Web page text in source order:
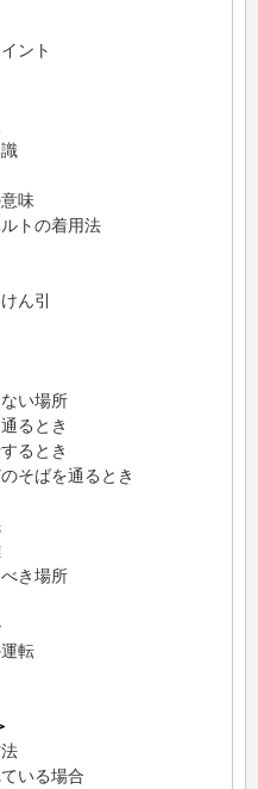
ント
味
の着用法
引
い場所
とき
とき
ばを通るとき
き場所
転
る場合